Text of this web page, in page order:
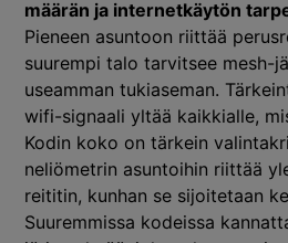
määrän ja internetkäytön
Pieneen asuntoon riittää
suurempi talo tarvitsee mesh-
useamman tukiaseman.
wifi-signaali yltää kaikkialle,
Kodin koko on tärkein
neliömetrin asuntoihin riittää
reititin, kunhan se sijoitetaan
Suuremmissa kodeissa